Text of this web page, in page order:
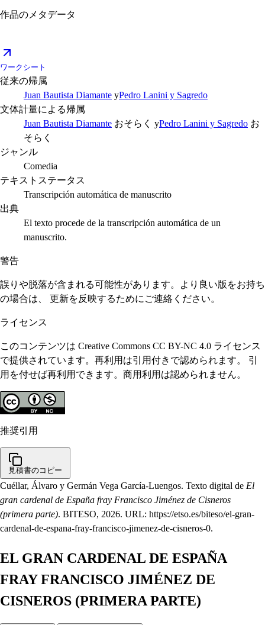
作品のメタデータ
ワークシート
従来の帰属
Juan Bautista Diamante yPedro Lanini y Sagredo
文体計量による帰属
Juan Bautista Diamante おそらく yPedro Lanini y Sagredo お
そらく
ジャンル
Comedia
テキストステータス
Transcripción automática de manuscrito
出典
El texto procede de la transcripción automática de un
manuscrito.
警告
誤りや脱落が含まれる可能性があります。より良い版をお持ち
の場合は、 更新を反映するためにご連絡ください。
ライセンス
このコンテンツは Creative Commons CC BY-NC 4.0 ライセンス
で提供されています。再利用は引用付きで認められます。 引
用を付せば再利用できます。商用利用は認められません。
推奨引用
見積書のコピー
Cuéllar, Álvaro y Germán Vega García-Luengos. Texto digital de El
gran cardenal de España fray Francisco Jiménez de Cisneros
(primera parte). BITESO, 2026. URL: https://etso.es/biteso/el-gran-
cardenal-de-espana-fray-francisco-jimenez-de-cisneros-0.
EL GRAN CARDENAL DE ESPAÑA
FRAY FRANCISCO JIMÉNEZ DE
CISNEROS (PRIMERA PARTE)